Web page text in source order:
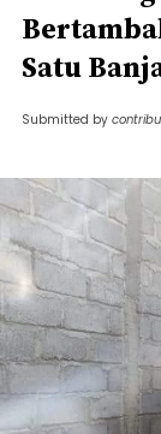
Satu
Submitted by